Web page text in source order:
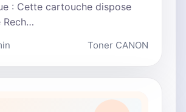
: Cette cartouche dispose
Rech…
Toner CANON